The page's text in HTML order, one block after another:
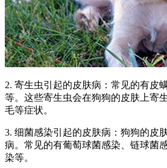
2. 寄生虫引起的皮肤病：常见的有皮
等。这些寄生虫会在狗狗的皮肤上寄
毛等症状。
3. 细菌感染引起的皮肤病：狗狗的皮
病。常见的有葡萄球菌感染、链球菌
染等。